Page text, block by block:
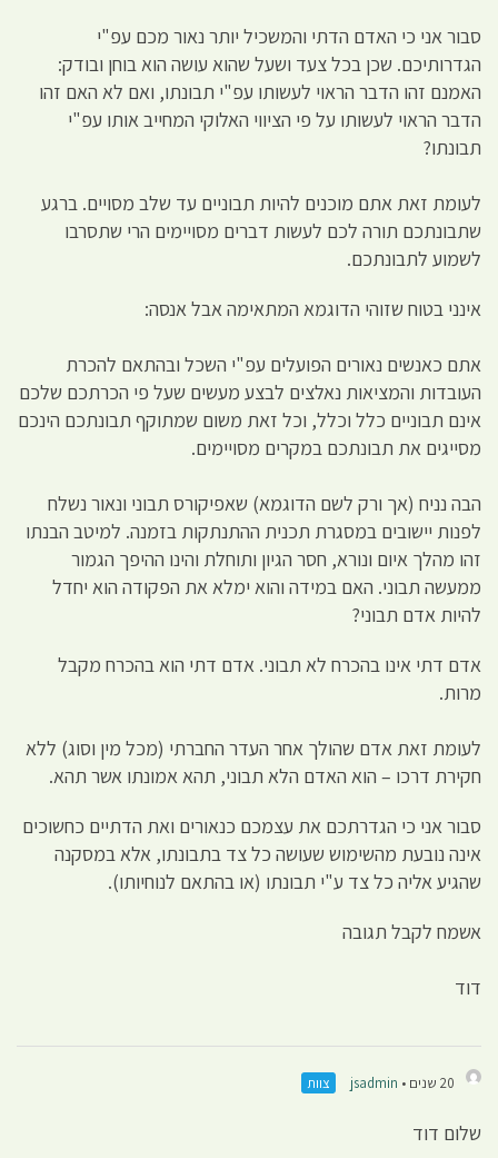
סבור אני כי האדם הדתי והמשכיל יותר נאור מכם עפ"י
הגדרותיכם. שכן בכל צעד ושעל שהוא עושה הוא בוחן ובודק:
האמנם זהו הדבר הראוי לעשותו עפ"י תבונתו, ואם לא האם זהו
הדבר הראוי לעשותו על פי הציווי האלוקי המחייב אותו עפ"י
תבונתו?
לעומת זאת אתם מוכנים להיות תבוניים עד שלב מסויים. ברגע
שתבונתכם תורה לכם לעשות דברים מסויימים הרי שתסרבו
לשמוע לתבונתכם.
אינני בטוח שזוהי הדוגמא המתאימה אבל אנסה:
אתם כאנשים נאורים הפועלים עפ"י השכל ובהתאם להכרת
העובדות והמציאות נאלצים לבצע מעשים שעל פי הכרתכם שלכם
אינם תבוניים כלל וכלל, וכל זאת משום שמתוקף תבונתכם הינכם
מסייגים את תבונתכם במקרים מסויימים.
הבה נניח (אך ורק לשם הדוגמא) שאפיקורס תבוני ונאור נשלח
לפנות יישובים במסגרת תכנית ההתנתקות בזמנה. למיטב הבנתו
זהו מהלך איום ונורא, חסר הגיון ותוחלת והינו ההיפך הגמור
ממעשה תבוני. האם במידה והוא ימלא את הפקודה הוא יחדל
להיות אדם תבוני?
אדם דתי אינו בהכרח לא תבוני. אדם דתי הוא בהכרח מקבל
מרות.
לעומת זאת אדם שהולך אחר העדר החברתי (מכל מין וסוג) ללא
חקירת דרכו – הוא האדם הלא תבוני, תהא אמונתו אשר תהא.
סבור אני כי הגדרתכם את עצמכם כנאורים ואת הדתיים כחשוכים
אינה נובעת מהשימוש שעושה כל צד בתבונתו, אלא במסקנה
שהגיע אליה כל צד ע"י תבונתו (או בהתאם לנוחיותו).
אשמח לקבל תגובה
דוד
20 שנים • jsadmin צוות
שלום דוד